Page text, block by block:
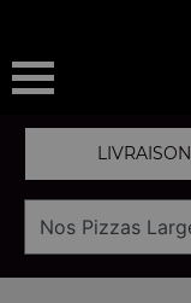
LIVRAISON